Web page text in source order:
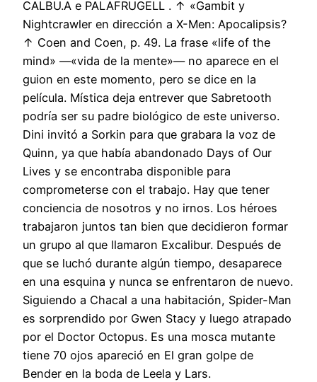
CALBU.A e PALAFRUGELL . ↑ «Gambit y
Nightcrawler en dirección a X-Men: Apocalipsis?
↑ Coen and Coen, p. 49. La frase «life of the
mind» —«vida de la mente»— no aparece en el
guion en este momento, pero se dice en la
película. Mística deja entrever que Sabretooth
podría ser su padre biológico de este universo.
Dini invitó a Sorkin para que grabara la voz de
Quinn, ya que había abandonado Days of Our
Lives y se encontraba disponible para
comprometerse con el trabajo. Hay que tener
conciencia de nosotros y no irnos. Los héroes
trabajaron juntos tan bien que decidieron formar
un grupo al que llamaron Excalibur. Después de
que se luchó durante algún tiempo, desaparece
en una esquina y nunca se enfrentaron de nuevo.
Siguiendo a Chacal a una habitación, Spider-Man
es sorprendido por Gwen Stacy y luego atrapado
por el Doctor Octopus. Es una mosca mutante
tiene 70 ojos apareció en El gran golpe de
Bender en la boda de Leela y Lars.